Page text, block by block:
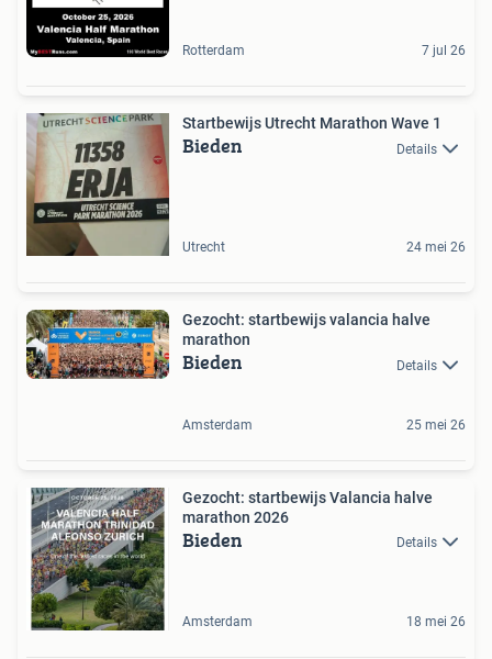
Rotterdam 7 jul 26
Startbewijs Utrecht Marathon Wave 1
Bieden Details
Utrecht 24 mei 26
Gezocht: startbewijs valancia halve
marathon
Bieden Details
Amsterdam 25 mei 26
Gezocht: startbewijs Valancia halve
marathon 2026
Bieden Details
Amsterdam 18 mei 26